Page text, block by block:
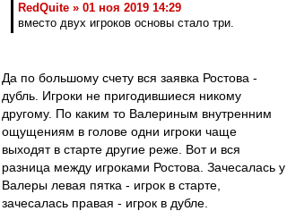
RedQuite » 01 ноя 2019 14:29
вместо двух игроков основы стало три.
Да по большому счету вся заявка Ростова -
дубль. Игроки не пригодившиеся никому
другому. По каким то Валериным внутренним
ощущениям в голове одни игроки чаще
выходят в старте другие реже. Вот и вся
разница между игроками Ростова. Зачесалась у
Валеры левая пятка - игрок в старте,
зачесалась правая - игрок в дубле.